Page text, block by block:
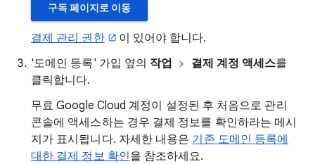
구독 페이지로 이동
결제 관리 권한
이 있어야 합니다.
'도메인 등록' 가입 옆의 작업 결제 계정 액세스를
클릭합니다.
무료 Google Cloud 계정이 설정된 후 처음으로 관리
콘솔에 액세스하는 경우 결제 정보를 확인하라는 메시
지가 표시됩니다. 자세한 내용은 기존 도메인 등록에
대한 결제 정보 확인을 참조하세요.